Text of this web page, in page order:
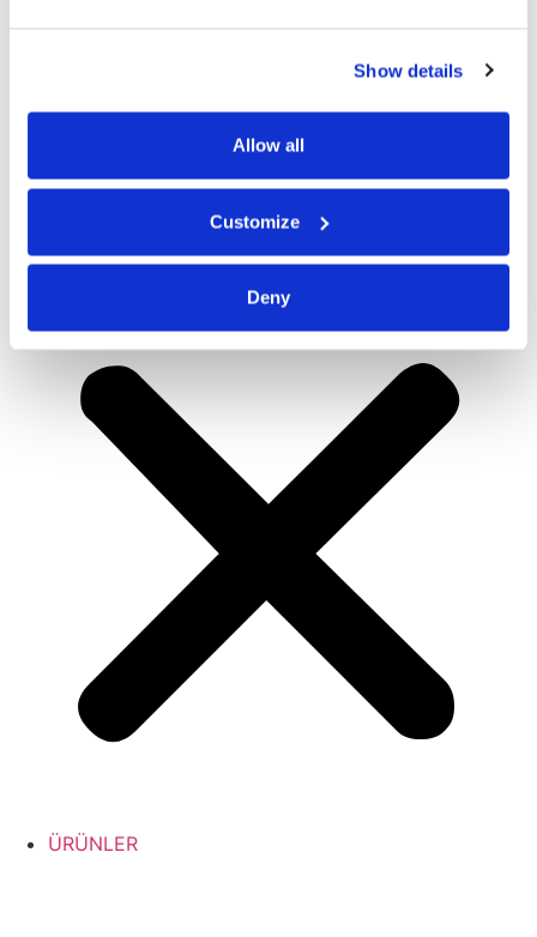
Show details
Allow all
Customize
Deny
ÜRÜNLER